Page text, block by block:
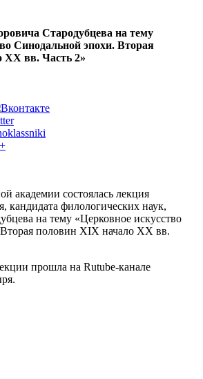
Стародубцева на тему
Синодальной эпохи. Вторая
XX вв. Часть 2»
академии состоялась лекция
кандидата филологических наук,
на тему «Церковное искусство
половин XIX начало XX вв.
прошла на Rutube-канале